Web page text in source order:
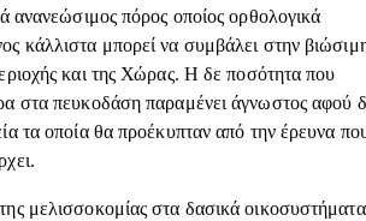
ανανεώσιμος πόρος οποίος ορθολογικά
κάλλιστα μπορεί να συμβάλει στην
και της Χώρας. Η δε ποσότητα που
στα πευκοδάση παραμένει άγνωστος αφού
τα οποία θα προέκυπταν από την έρευνα
μελισσοκομίας στα δασικά οικοσυστήματα